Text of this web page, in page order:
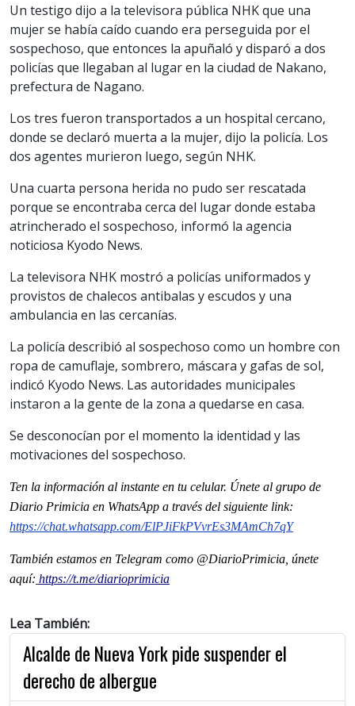
Un testigo dijo a la televisora pública NHK que una
mujer se había caído cuando era perseguida por el
sospechoso, que entonces la apuñaló y disparó a dos
policías que llegaban al lugar en la ciudad de Nakano,
prefectura de Nagano.
Los tres fueron transportados a un hospital cercano,
donde se declaró muerta a la mujer, dijo la policía. Los
dos agentes murieron luego, según NHK.
Una cuarta persona herida no pudo ser rescatada
porque se encontraba cerca del lugar donde estaba
atrincherado el sospechoso, informó la agencia
noticiosa Kyodo News.
La televisora NHK mostró a policías uniformados y
provistos de chalecos antibalas y escudos y una
ambulancia en las cercanías.
La policía describió al sospechoso como un hombre con
ropa de camuflaje, sombrero, máscara y gafas de sol,
indicó Kyodo News. Las autoridades municipales
instaron a la gente de la zona a quedarse en casa.
Se desconocían por el momento la identidad y las
motivaciones del sospechoso.
Ten la información al instante en tu celular. Únete al grupo de
Diario Primicia en WhatsApp a través del siguiente link:
https://chat.whatsapp.com/ElPJiFkPVvrEs3MAmCh7qY
También estamos en Telegram como @DiarioPrimicia, únete
aquí: https://t.me/diarioprimicia
Lea También:
Alcalde de Nueva York pide suspender el
derecho de albergue